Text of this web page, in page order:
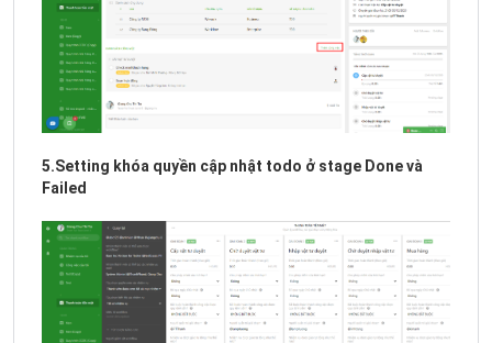
5.Setting khóa quyền cập nhật todo ở stage Done và
Failed